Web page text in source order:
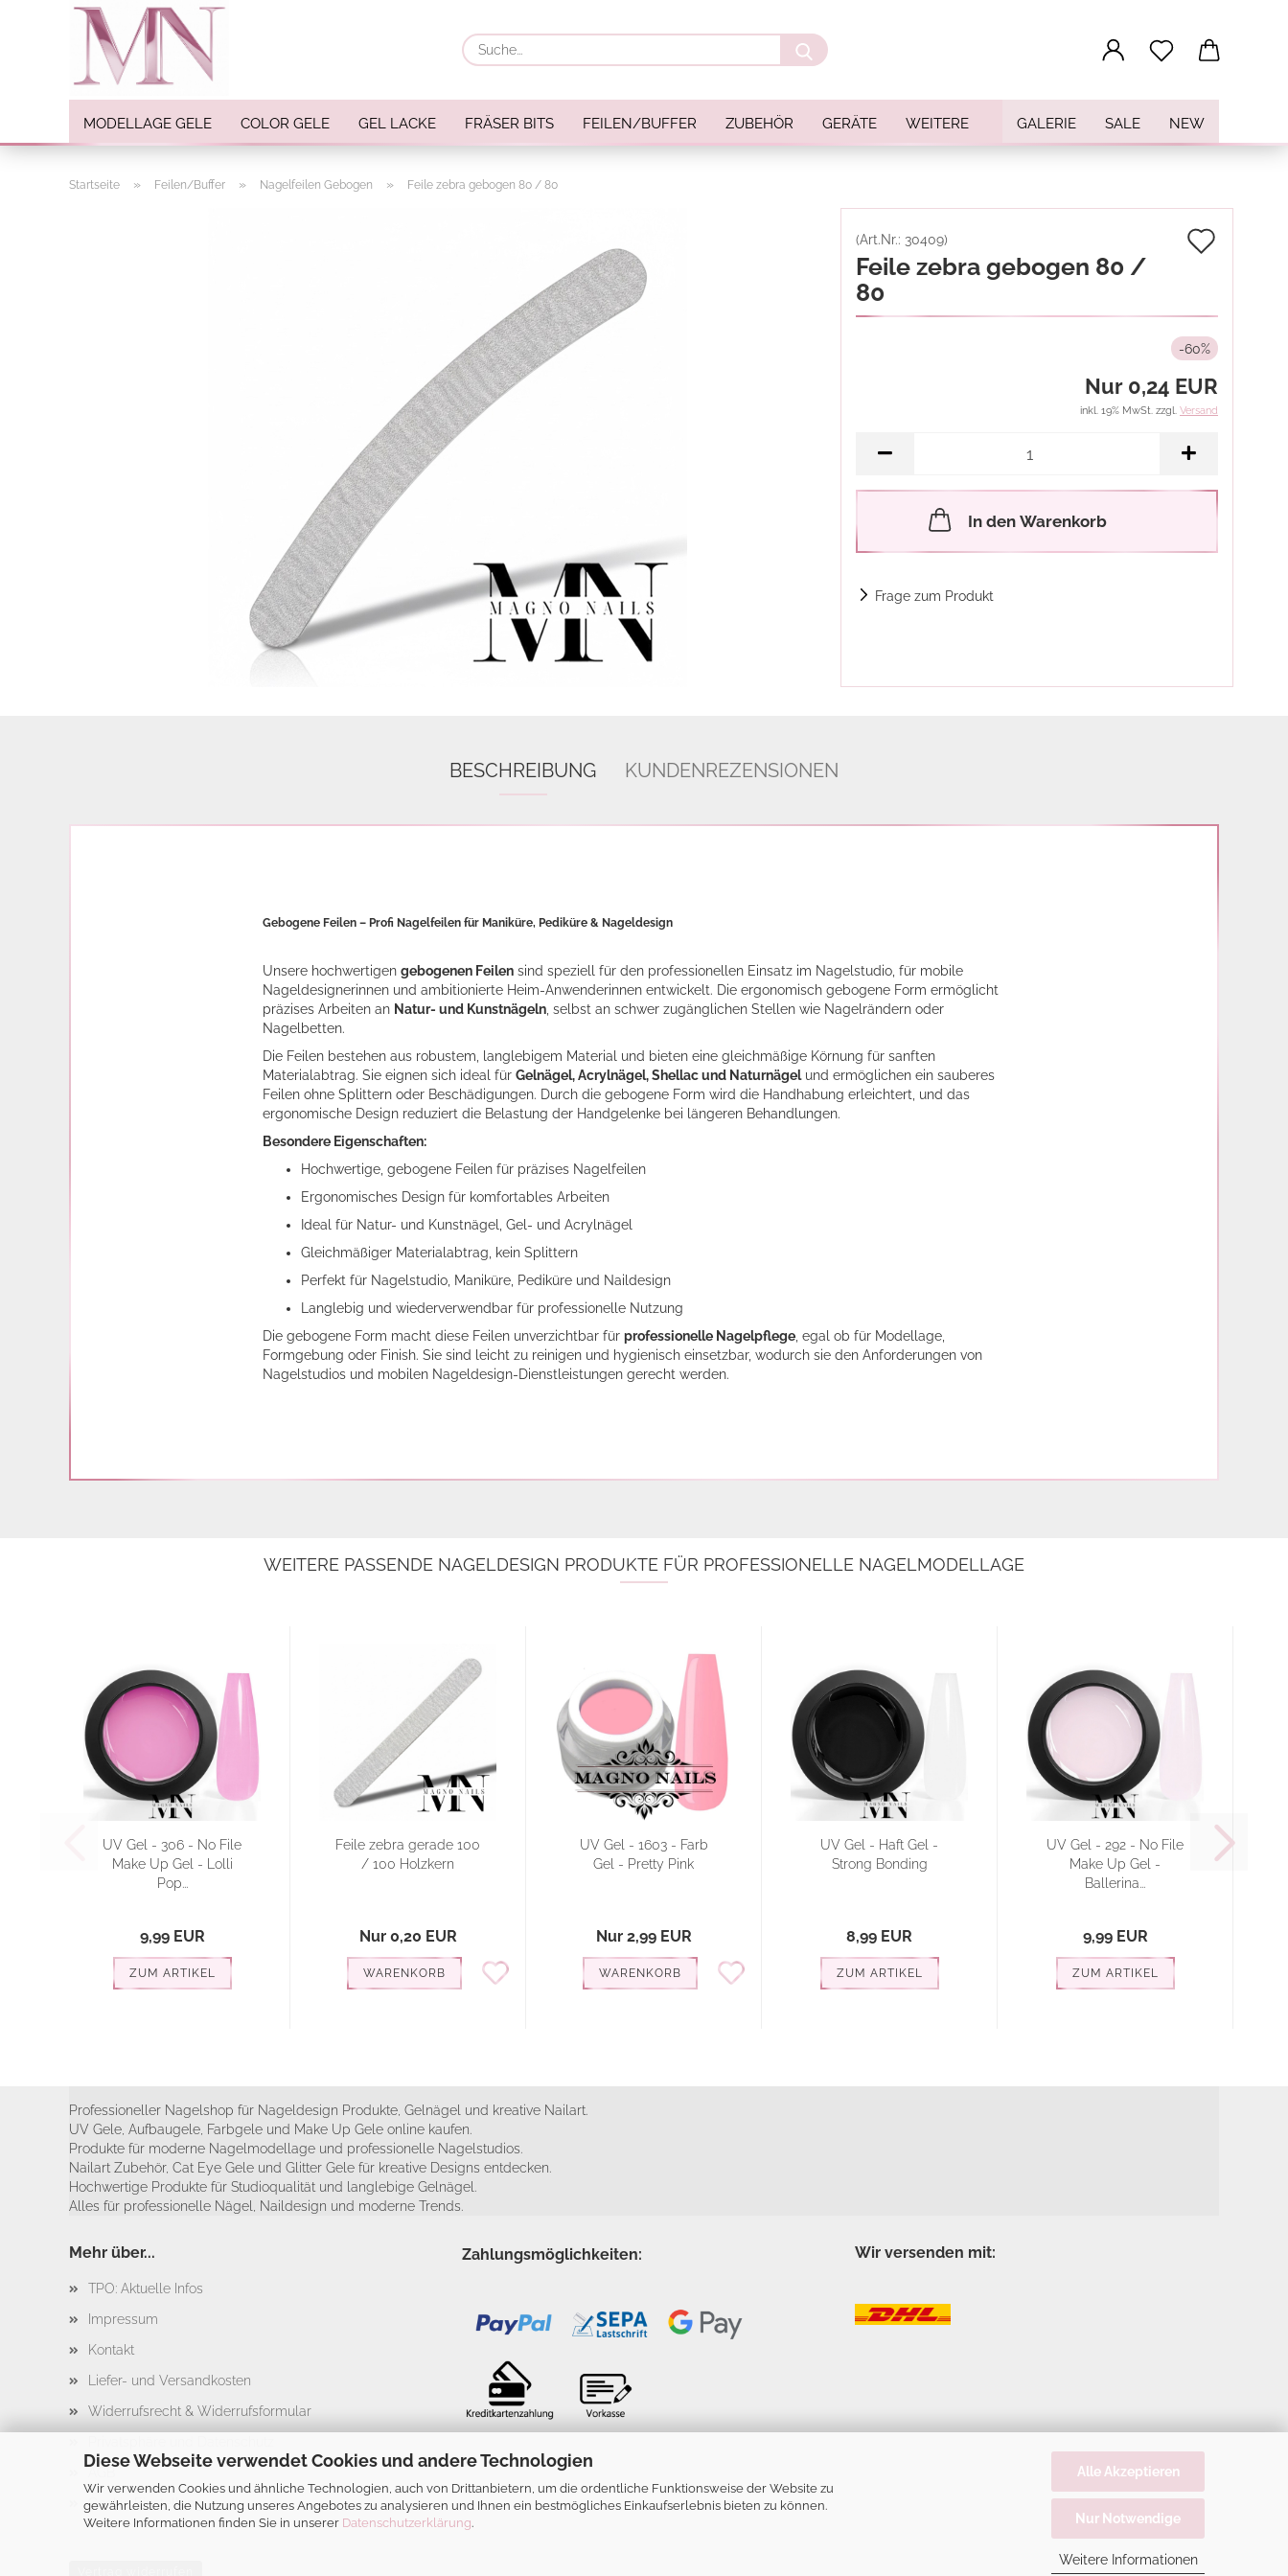
Diese Webseite verwendet Cookies und andere Technologien
Wir verwenden Cookies und ähnliche Technologien, auch von Drittanbietern, um die ordentliche Funktionsweise der Website zu
gewährleisten, die Nutzung unseres Angebotes zu analysieren und Ihnen ein bestmögliches Einkaufserlebnis bieten zu können.
Weitere Informationen finden Sie in unserer Datenschutzerklärung.
Alle Akzeptieren
Nur Notwendige
Weitere Informationen
Suche...
MODELLAGE GELE COLOR GELE GEL LACKE FRÄSER BITS FEILEN/BUFFER ZUBEHÖR GERÄTE GALERIE SALE NEW
WEITERE
Feine Acrylfarbe / Aquarell
Nail Piercing
Startseite » Feilen/Buffer » Nagelfeilen Gebogen » Feile zebra gebogen 80 / 80
(Art.Nr.: 30409)
Feile zebra gebogen 80 /
80
-60%
Nur 0,24 EUR
inkl. 19% MwSt. zzgl. Versand
In den Warenkorb
Frage zum Produkt
BESCHREIBUNG KUNDENREZENSIONEN
Gebogene Feilen – Profi Nagelfeilen für Maniküre, Pediküre & Nageldesign
Unsere hochwertigen gebogenen Feilen sind speziell für den professionellen Einsatz im Nagelstudio, für mobile
Nageldesignerinnen und ambitionierte Heim-Anwenderinnen entwickelt. Die ergonomisch gebogene Form ermöglicht
präzises Arbeiten an Natur- und Kunstnägeln , selbst an schwer zugänglichen Stellen wie Nagelrändern oder
Nagelbetten.
Die Feilen bestehen aus robustem, langlebigem Material und bieten eine gleichmäßige Körnung für sanften
Materialabtrag. Sie eignen sich ideal für Gelnägel, Acrylnägel, Shellac und Naturnägelund ermöglichen ein sauberes
Feilen ohne Splittern oder Beschädigungen. Durch die gebogene Form wird die Handhabung erleichtert, und das
ergonomische Design reduziert die Belastung der Handgelenke bei längeren Behandlungen.
Besondere Eigenschaften:
Hochwertige, gebogene Feilen für präzises Nagelfeilen
Ergonomisches Design für komfortables Arbeiten
Ideal für Natur- und Kunstnägel, Gel- und Acrylnägel
Gleichmäßiger Materialabtrag, kein Splittern
Perfekt für Nagelstudio, Maniküre, Pediküre und Naildesign
Langlebig und wiederverwendbar für professionelle Nutzung
Die gebogene Form macht diese Feilen unverzichtbar für professionelle Nagelpflege , egal ob für Modellage,
Formgebung oder Finish. Sie sind leicht zu reinigen und hygienisch einsetzbar, wodurch sie den Anforderungen von
Nagelstudios und mobilen Nageldesign-Dienstleistungen gerecht werden.
WEITERE PASSENDE NAGELDESIGN PRODUKTE FÜR PROFESSIONELLE NAGELMODELLAGE
UV Gel - 306 - No File
Make Up Gel - Lolli
Pop...
9,99 EUR
ZUM ARTIKEL
Feile zebra gerade 100
/ 100 Holzkern
Nur 0,20 EUR
WARENKORB
UV Gel - 1603 - Farb
Gel - Pretty Pink
Nur 2,99 EUR
WARENKORB
UV Gel - Haft Gel -
Strong Bonding
8,99 EUR
ZUM ARTIKEL
UV Gel - 292 - No File
Make Up Gel -
Ballerina...
9,99 EUR
ZUM ARTIKEL
Professioneller Nagelshop für Nageldesign Produkte, Gelnägel und kreative Nailart.
UV Gele, Aufbaugele, Farbgele und Make Up Gele online kaufen.
Produkte für moderne Nagelmodellage und professionelle Nagelstudios.
Nailart Zubehör, Cat Eye Gele und Glitter Gele für kreative Designs entdecken.
Hochwertige Produkte für Studioqualität und langlebige Gelnägel.
Alles für professionelle Nägel, Naildesign und moderne Trends.
Mehr über...
TPO: Aktuelle Infos
Impressum
Kontakt
Liefer- und Versandkosten
Widerrufsrecht & Widerrufsformular
Cookie Einstellungen
Zahlungsmöglichkeiten: Wir versenden mit: